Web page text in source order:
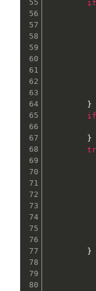
if
}
if
}
}